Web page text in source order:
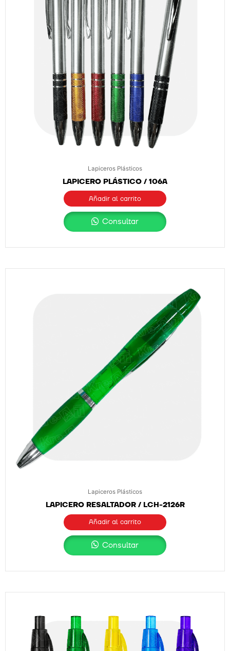
Lapiceros Plásticos
LAPICERO PLÁSTICO / 106A
Añadir al carrito
Consultar
Lapiceros Plásticos
LAPICERO RESALTADOR / LCH-2126R
Añadir al carrito
Consultar